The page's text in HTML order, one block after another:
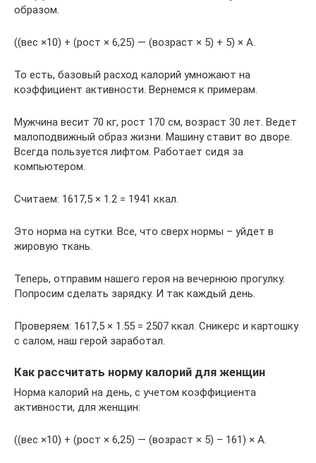
образом.
((вес ×10) + (рост × 6,25) — (возраст × 5) + 5) × А.
То есть, базовый расход калорий умножают на
коэффициент активности. Вернемся к примерам.
Мужчина весит 70 кг, рост 170 см, возраст 30 лет. Ведет
малоподвижный образ жизни. Машину ставит во дворе.
Всегда пользуется лифтом. Работает сидя за
компьютером.
Считаем: 1617,5 × 1.2 = 1941 ккал.
Это норма на сутки. Все, что сверх нормы – уйдет в
жировую ткань.
Теперь, отправим нашего героя на вечернюю прогулку.
Попросим сделать зарядку. И так каждый день.
Проверяем: 1617,5 × 1.55 = 2507 ккал. Сникерс и картошку
с салом, наш герой заработал.
Как рассчитать норму калорий для женщин
Норма калорий на день, с учетом коэффициента
активности, для женщин:
((вес ×10) + (рост × 6,25) — (возраст × 5) – 161) × А.